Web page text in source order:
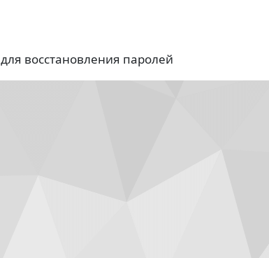
для восстановления паролей